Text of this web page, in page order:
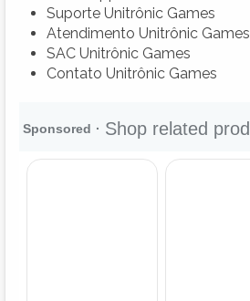
Suporte Unitrônic Games
Atendimento Unitrônic Games
SAC Unitrônic Games
Contato Unitrônic Games